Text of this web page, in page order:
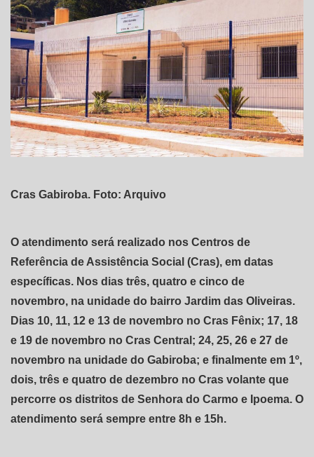
Cras Gabiroba. Foto: Arquivo
O atendimento será realizado nos Centros de
Referência de Assistência Social (Cras), em datas
específicas. Nos dias três, quatro e cinco de
novembro, na unidade do bairro Jardim das Oliveiras.
Dias 10, 11, 12 e 13 de novembro no Cras Fênix; 17, 18
e 19 de novembro no Cras Central; 24, 25, 26 e 27 de
novembro na unidade do Gabiroba; e finalmente em 1º,
dois, três e quatro de dezembro no Cras volante que
percorre os distritos de Senhora do Carmo e Ipoema. O
atendimento será sempre entre 8h e 15h.